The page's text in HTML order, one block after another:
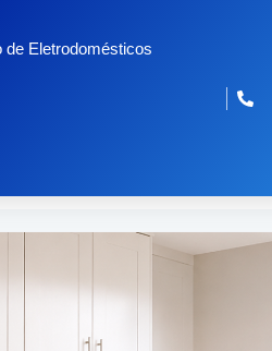
de Eletrodomésticos